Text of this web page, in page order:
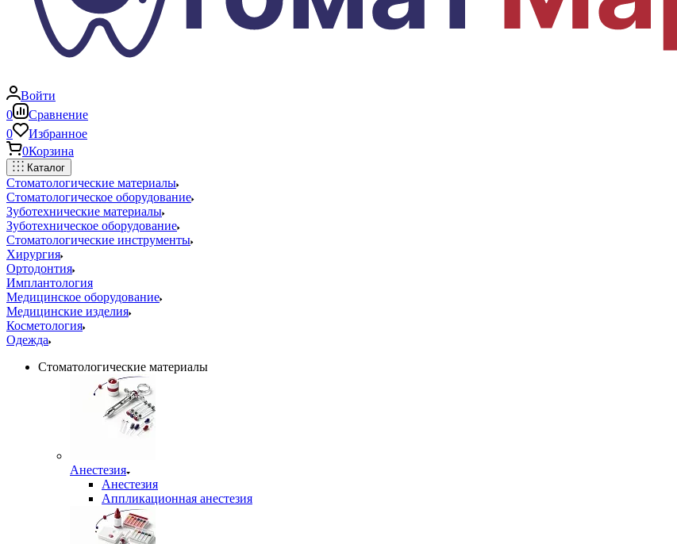
Войти
0
Сравнение
0
Избранное
0Корзина
Каталог
Стоматологические материалы
Стоматологическое оборудование
Зуботехнические материалы
Зуботехническое оборудование
Стоматологические инструменты
Хирургия
Ортодонтия
Имплантология
Медицинское оборудование
Медицинские изделия
Косметология
Одежда
Стоматологические материалы
Анестезия
Анестезия
Аппликационная анестезия